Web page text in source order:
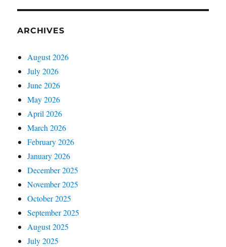
ARCHIVES
August 2026
July 2026
June 2026
May 2026
April 2026
March 2026
February 2026
January 2026
December 2025
November 2025
October 2025
September 2025
August 2025
July 2025